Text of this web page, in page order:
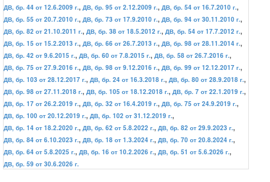
ДВ, бр. 44 от 12.6.2009 г., ДВ, бр. 95 от 2.12.2009 г., ДВ, бр. 54 от 16.7.2010 г.,
ДВ, бр. 55 от 20.7.2010 г., ДВ, бр. 73 от 17.9.2010 г., ДВ, бр. 94 от 30.11.2010 г.,
ДВ, бр. 82 от 21.10.2011 г., ДВ, бр. 38 от 18.5.2012 г., ДВ, бр. 54 от 17.7.2012 г.,
ДВ, бр. 15 от 15.2.2013 г., ДВ, бр. 66 от 26.7.2013 г., ДВ, бр. 98 от 28.11.2014 г.,
ДВ, бр. 42 от 9.6.2015 г., ДВ, бр. 60 от 7.8.2015 г., ДВ, бр. 58 от 26.7.2016 г.,
ДВ, бр. 75 от 27.9.2016 г., ДВ, бр. 98 от 9.12.2016 г., ДВ, бр. 99 от 12.12.2017 г.,
ДВ, бр. 103 от 28.12.2017 г., ДВ, бр. 24 от 16.3.2018 г., ДВ, бр. 80 от 28.9.2018 г.,
ДВ, бр. 98 от 27.11.2018 г., ДВ, бр. 105 от 18.12.2018 г., ДВ, бр. 7 от 22.1.2019 г.,
ДВ, бр. 17 от 26.2.2019 г., ДВ, бр. 32 от 16.4.2019 г., ДВ, бр. 75 от 24.9.2019 г.,
ДВ, бр. 100 от 20.12.2019 г., ДВ, бр. 102 от 31.12.2019 г.,
ДВ, бр. 14 от 18.2.2020 г., ДВ, бр. 62 от 5.8.2022 г., ДВ, бр. 82 от 29.9.2023 г.,
ДВ, бр. 84 от 6.10.2023 г., ДВ, бр. 18 от 1.3.2024 г., ДВ, бр. 70 от 20.8.2024 г.,
ДВ, бр. 64 от 5.8.2025 г., ДВ, бр. 16 от 10.2.2026 г., ДВ, бр. 51 от 5.6.2026 г.,
ДВ, бр. 59 от 30.6.2026 г.